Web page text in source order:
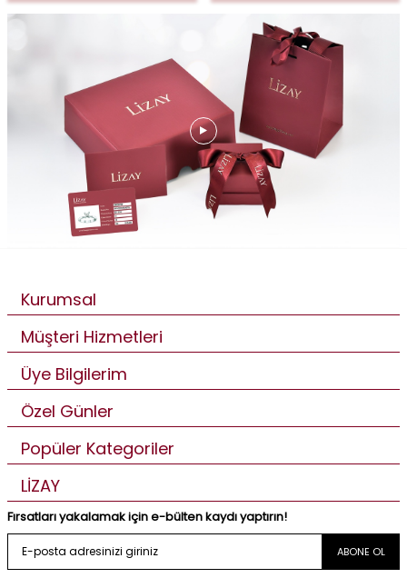
Kurumsal
Müşteri Hizmetleri
Üye Bilgilerim
Özel Günler
Popüler Kategoriler
LİZAY
Fırsatları yakalamak için e-bülten kaydı yaptırın!
ABONE OL